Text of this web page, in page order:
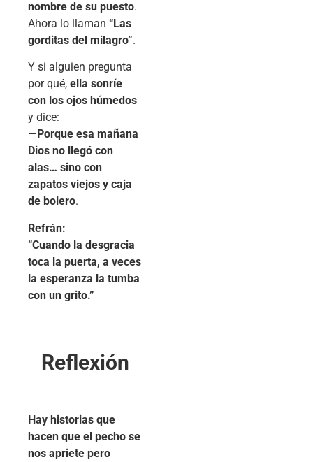
nombre de su puesto.
Ahora lo llaman “Las
gorditas del milagro”.
Y si alguien pregunta
por qué, ella sonríe
con los ojos húmedos
y dice:
— Porque esa mañana
Dios no llegó con
alas… sino con
zapatos viejos y caja
de bolero.
Refrán:
“Cuando la desgracia
toca la puerta, a veces
la esperanza la tumba
con un grito.”
Reflexión
Hay historias que
hacen que el pecho se
nos apriete pero